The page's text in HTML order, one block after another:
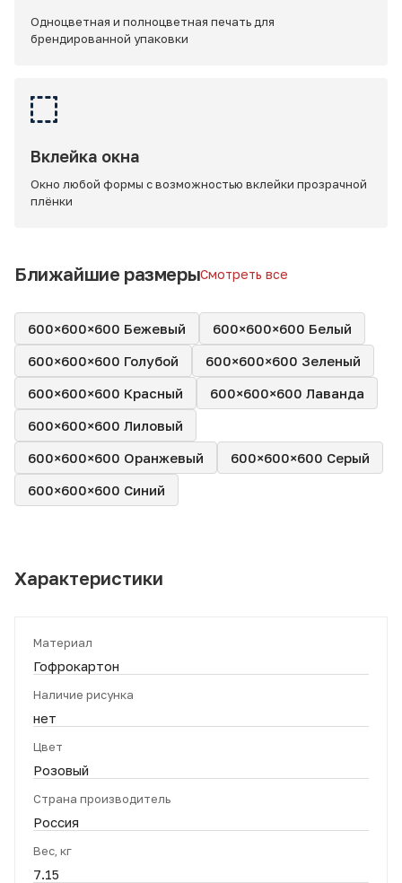
Одноцветная и полноцветная печать для
брендированной упаковки
Вклейка окна
Окно любой формы с возможностью вклейки прозрачной
плёнки
Ближайшие размерыСмотреть все
600×600×600 Бежевый
600×600×600 Белый
600×600×600 Голубой
600×600×600 Зеленый
600×600×600 Красный
600×600×600 Лаванда
600×600×600 Лиловый
600×600×600 Оранжевый
600×600×600 Серый
600×600×600 Синий
Характеристики
Материал
Гофрокартон
Наличие рисунка
нет
Цвет
Розовый
Страна производитель
Россия
Вес, кг
7.15